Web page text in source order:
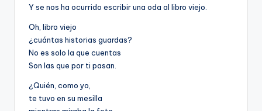
Y se nos ha ocurrido escribir una oda al libro viejo.
Oh, libro viejo
¿cuántas historias guardas?
No es solo la que cuentas
Son las que por ti pasan.
¿Quién, como yo,
te tuvo en su mesilla